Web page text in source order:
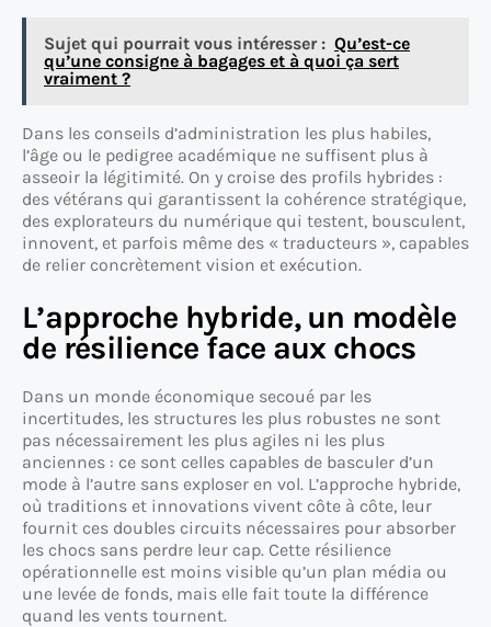
Sujet qui pourrait vous intéresser : Qu’est-ce
qu’une consigne à bagages et à quoi ça sert
vraiment ?
Dans les conseils d’administration les plus habiles,
l’âge ou le pedigree académique ne suffisent plus à
asseoir la légitimité. On y croise des profils hybrides :
des vétérans qui garantissent la cohérence stratégique,
des explorateurs du numérique qui testent, bousculent,
innovent, et parfois même des « traducteurs », capables
de relier concrètement vision et exécution.
L’approche hybride, un modèle
de résilience face aux chocs
Dans un monde économique secoué par les
incertitudes, les structures les plus robustes ne sont
pas nécessairement les plus agiles ni les plus
anciennes : ce sont celles capables de basculer d’un
mode à l’autre sans exploser en vol. L’approche hybride,
où traditions et innovations vivent côte à côte, leur
fournit ces doubles circuits nécessaires pour absorber
les chocs sans perdre leur cap. Cette résilience
opérationnelle est moins visible qu’un plan média ou
une levée de fonds, mais elle fait toute la différence
quand les vents tournent.